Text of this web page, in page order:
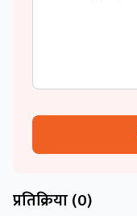
प्रतिक्रिया (0)